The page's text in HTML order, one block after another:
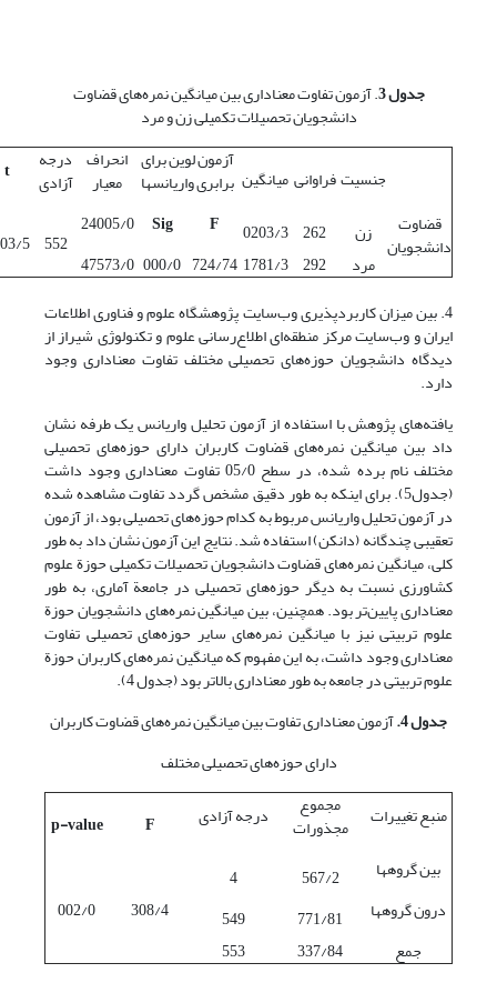
جدول 3 . آزمون تفاوت معناداری بین میانگین نمره‌های قضاوت
دانشجویان تحصیلات تکمیلی زن و مرد
جنسیتفراوانیمیانگین
آزمون لوین برای
برابری واریانسها
انحراف
معیار
درجه
آزادی
t
قضاوت
دانشجویان زن 262
0203/3
F
Sig
24005/0
552
5-
مرد 292
1781/3
724/74
000/0
47573/0
4. بین میزان کاربردپذیری وب‌سایت پژوهشگاه علوم و فناوری اطلاعات
ایران و وب‌سایت مرکز منطقه‌ای اطلاع‌رسانی علوم و تکنولوژی شیراز از
دیدگاه دانشجویان حوزه‌های تحصیلی مختلف تفاوت معناداری وجود
دارد.
یافته‌های پژوهش با استفاده از آزمون تحلیل واریانس یک طرفه نشان
داد بین میانگین نمره‌های قضاوت کاربران دارای حوزه‌های تحصیلی
مختلف نام برده شده، در سطح 05/0 تفاوت معناداری وجود داشت
(جدول5). برای اینکه به طور دقیق مشخص گردد تفاوت مشاهده شده
در آزمون تحلیل واریانس مربوط به کدام حوزه‌های تحصیلی بود، از آزمون
تعقیبی چندگانه (دانکن) استفاده شد. نتایج این آزمون نشان داد به طور
کلی، میانگین نمره‌های قضاوت دانشجویان تحصیلات تکمیلی حوزة علوم
کشاورزی نسبت به دیگر حوزه‌های تحصیلی در جامعة آماری، به طور
معناداری پایین‌تر بود. همچنین، بین میانگین نمره‌های دانشجویان حوزة
علوم تربیتی نیز با میانگین نمره‌های سایر حوزه‌های تحصیلی تفاوت
معناداری وجود داشت، به این مفهوم که میانگین نمره‌های کاربران حوزة
علوم تربیتی در جامعه به طور معناداری بالاتر بود (جدول 4).
جدول 4. آزمون معناداری تفاوت بین میانگین نمره‌های قضاوت کاربران
دارای حوزه‌های تحصیلی مختلف
منبع تغییرات
مجموع
مجذورات درجه آزادی F
p-value
بین گروه­ها
567/2
4
308/4
002/0 درون گروه­ها 771/81
549
جمع
337/84
553